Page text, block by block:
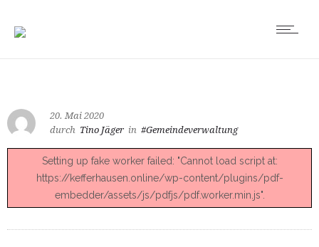
20. Mai 2020
durch Tino Jäger in #Gemeindeverwaltung
Setting up fake worker failed: "Cannot load script at:
https://kefferhausen.online/wp-content/plugins/pdf-
embedder/assets/js/pdfjs/pdf.worker.min.js".